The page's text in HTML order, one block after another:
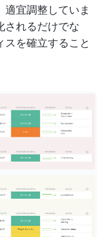
適宜調整していま
されるだけでな
スを確立すること